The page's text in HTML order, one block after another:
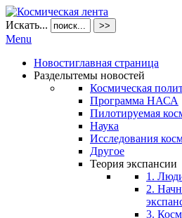
Искать... >>
Menu
Новостиглавная страница
Разделытемы новостей
Космическая
Программа НАСА
Пилотируемая
Наука
Исследования
Другое
Теория экспансии
1.
2.
3.